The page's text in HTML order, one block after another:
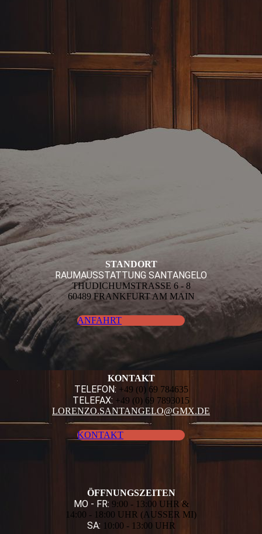
STANDORT
RAUMAUSSTATTUNG SANTANGELO
THUDICHUMSTRASSE 6 - 8
60489 FRANKFURT AM MAIN
ANFAHRT
KONTAKT
TELEFON: +49 (0) 69 784635
TELEFAX: +49 (0) 69 7893015
LORENZO.SANTANGELO@GMX.DE
KONTAKT
ÖFFNUNGS­ZEITEN
MO - FR: 9:00 - 13:00 UHR &
14:00 - 18:00 UHR (AUSSER MI)
SA: 10:00 - 13:00 UHR